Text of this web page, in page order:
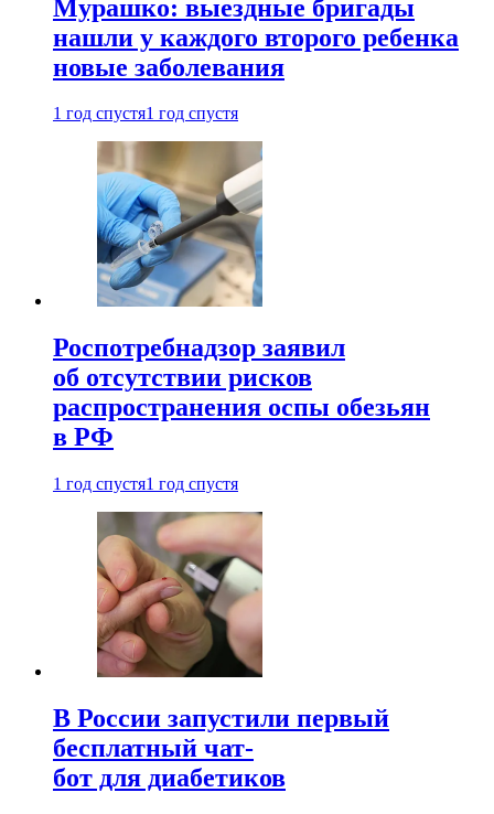
Мурашко: выездные бригады
нашли у каждого второго ребенка
новые заболевания
1 год спустя1 год спустя
Роспотребнадзор заявил
об отсутствии рисков
распространения оспы обезьян
в РФ
1 год спустя1 год спустя
В России запустили первый
бесплатный чат-
бот для диабетиков